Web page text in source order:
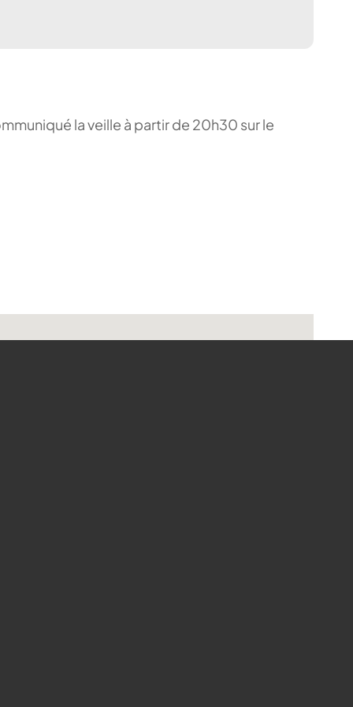
la veille à partir de 20h30 sur le